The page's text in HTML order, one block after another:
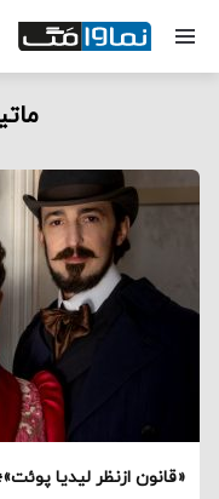
«قانون ازنظر لیدیا